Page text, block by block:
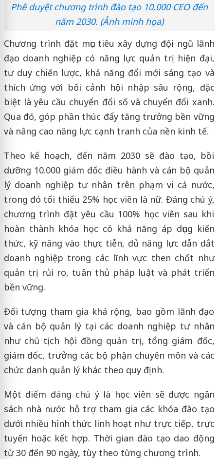
Phê duyệt chương trình đào tạo 10.000 CEO đến
năm 2030. (Ảnh minh họa)
Chương trình đặt mục tiêu xây dựng đội ngũ lãnh
đạo doanh nghiệp có năng lực quản trị hiện đại,
tư duy chiến lược, khả năng đổi mới sáng tạo và
thích ứng với bối cảnh hội nhập sâu rộng, đặc
biệt là yêu cầu chuyển đổi số và chuyển đổi xanh.
Qua đó, góp phần thúc đẩy tăng trưởng bền vững
và nâng cao năng lực cạnh tranh của nền kinh tế.
Theo kế hoạch, đến năm 2030 sẽ đào tạo, bồi
dưỡng 10.000 giám đốc điều hành và cán bộ quản
lý doanh nghiệp tư nhân trên phạm vi cả nước,
trong đó tối thiểu 25% học viên là nữ. Đáng chú ý,
chương trình đặt yêu cầu 100% học viên sau khi
hoàn thành khóa học có khả năng áp dụng kiến
thức, kỹ năng vào thực tiễn, đủ năng lực dẫn dắt
doanh nghiệp trong các lĩnh vực then chốt như
quản trị rủi ro, tuân thủ pháp luật và phát triển
bền vững.
Đối tượng tham gia khá rộng, bao gồm lãnh đạo
và cán bộ quản lý tại các doanh nghiệp tư nhân
như chủ tịch hội đồng quản trị, tổng giám đốc,
giám đốc, trưởng các bộ phận chuyên môn và các
chức danh quản lý khác theo quy định.
Một điểm đáng chú ý là học viên sẽ được ngân
sách nhà nước hỗ trợ tham gia các khóa đào tạo
dưới nhiều hình thức linh hoạt như trực tiếp, trực
tuyến hoặc kết hợp. Thời gian đào tạo dao động
từ 30 đến 90 ngày, tùy theo từng chương trình.